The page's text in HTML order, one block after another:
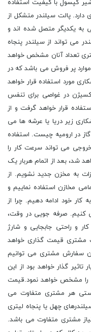
کپسول با کیفیت استفاده
دارد. پالت سیلندر متشکل از
به یکدیگر متصل شده اند و
می تواند از سیلندر پنجاه
تعداد آنان مشخص خواهد
پر فروش می باشد که در
مورد استفاده قرار خواهد
در غواصی برای تنفس
قرار خواهد گرفت و از
زیر دریا یا عرشه ها می
در ارومیه چیست. استفاده
می تواند سرعت کار را
شد، بعد از اتمام هربار یک
به مخزن جدید نشویم. از
مخازن استفاده نماییم و
خود ادامه دهیم. چرا از
کنیم. صرفه جویی در وقت،
و راحتی جابجایی و شارژ
مشتری قیمت گذاری خواهد
سفارش مشتری می توانیم
گذار خواهد بود از این
را مشخص خواهد نمود.قیمت
هر مشتری متفاوت می
چهل یا پنجاه لیتری
مشتری متفاوت می باشد.